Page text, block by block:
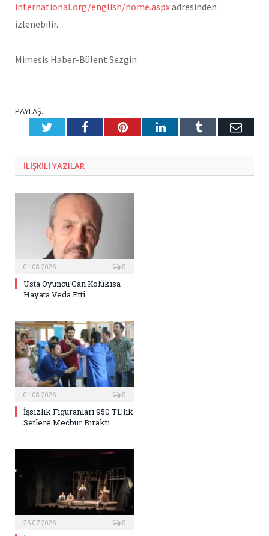
international.org/english/home.aspxadresinden
izlenebilir.
Mimesis Haber-Bülent Sezgin
PAYLAŞ.
TwitterFacebookPinterestLinkedInTumblr E-
ILIŞKILI YAZILAR
01.08.2026 0
Usta Oyuncu Can Kolukısa
Hayata Veda Etti
01.08.2026 0
İşsizlik Figüranları 950 TL’lik
Setlere Mecbur Bıraktı
25.07.2026 0